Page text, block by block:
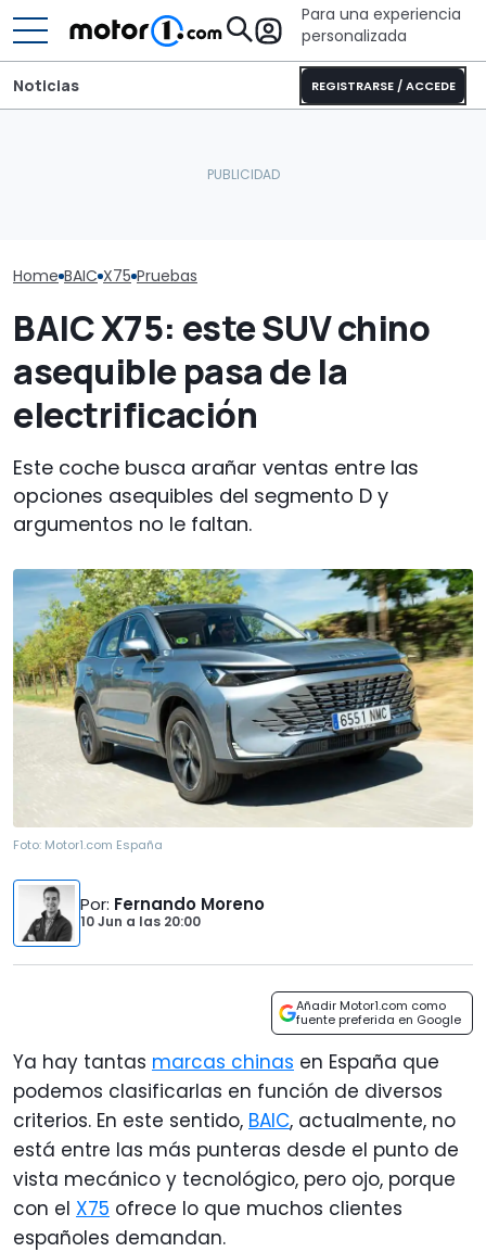
Para una experiencia
personalizada
REGISTRARSE / ACCEDE
Noticias
Home BAIC X75 Pruebas
BAIC X75: este SUV chino
asequible pasa de la
electrificación
Este coche busca arañar ventas entre las
opciones asequibles del segmento D y
argumentos no le faltan.
Foto: Motor1.com España
Por: Fernando Moreno
10 Jun a las 20:00
Añadir Motor1.com como
fuente preferida en Google
Ya hay tantas marcas chinas en España que
podemos clasificarlas en función de diversos
criterios. En este sentido, BAIC, actualmente, no
está entre las más punteras desde el punto de
vista mecánico y tecnológico, pero ojo, porque
con el X75 ofrece lo que muchos clientes
españoles demandan.